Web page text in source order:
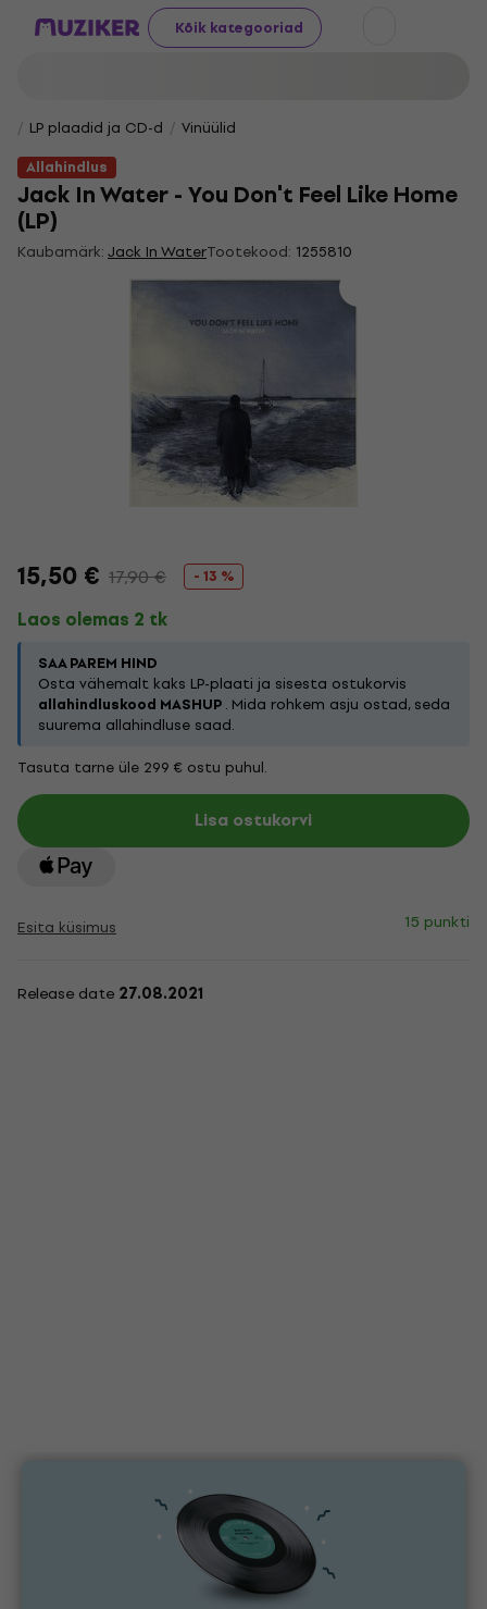
Kõik kategooriad
LP plaadid ja CD-d
Vinüülid
Allahindlus
Jack In Water - You Don't Feel Like Home
(LP)
Kaubamärk:Jack In WaterTootekood: 1255810
15,50 € 17,90 € - 13 %
Laos olemas 2 tk
SAA PAREM HIND
Osta vähemalt kaks LP-plaati ja sisesta ostukorvis
allahindluskood MASHUP. Mida rohkem asju ostad, seda
suurema allahindluse saad.
Tasuta tarne üle 299 € ostu puhul.
Lisa ostukorvi
Esita küsimus 15 punkti
Release date 27.08.2021